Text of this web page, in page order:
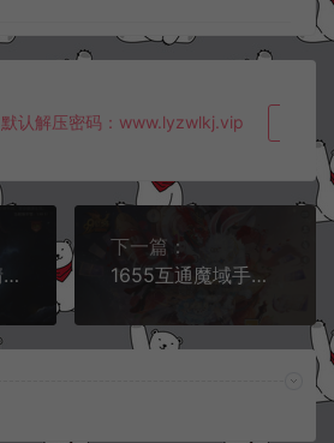
默认解压密码：www.lyzwlkj.vip
横版闯关手游【情怀之尊龙2.0阿拉德[60帧]】4月最新整理Linux手工服务端+WEB管理后台+GM授权后台+安卓苹果双端+详细搭建教程+视频教程
下一篇：
1655互通魔域手游【蔚来圣装魔域[神85]】4月最新整理Win半手工服务端+GM工具+PC安卓+详细搭建教程+视频教程